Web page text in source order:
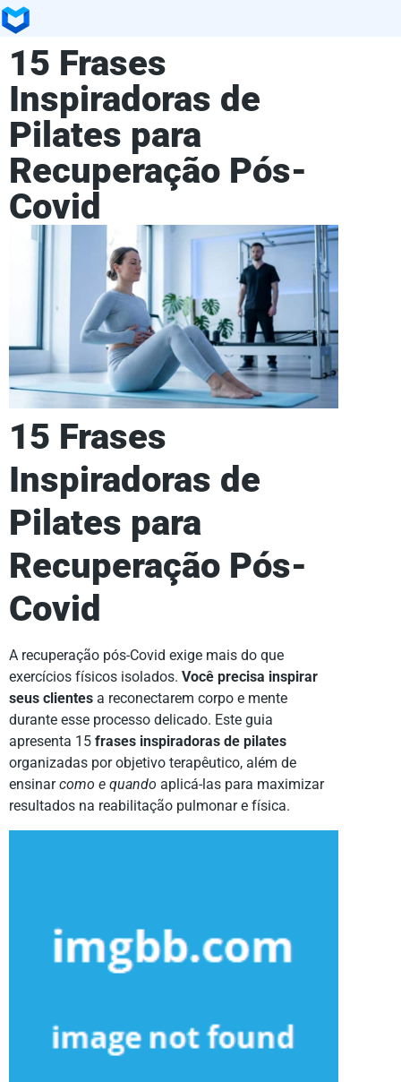
15 Frases
Inspiradoras de
Pilates para
Recuperação Pós-
Covid
15 Frases
Inspiradoras de
Pilates para
Recuperação Pós-
Covid
A recuperação pós-Covid exige mais do que
exercícios físicos isolados. Você precisa inspirar
seus clientes a reconectarem corpo e mente
durante esse processo delicado. Este guia
apresenta 15 frases inspiradoras de pilates
organizadas por objetivo terapêutico, além de
ensinarcomo e quando aplicá-las para maximizar
resultados na reabilitação pulmonar e física.